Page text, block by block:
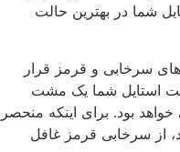
شما در بهترین حالت
رنگ های سرخابی و قرمز قرار
استایل شما یک مشت
بود. برای اینکه منحصر
از سرخابی قرمز غافل